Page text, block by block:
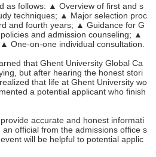
as follows: ▲ Overview of first and s
techniques; ▲ Major selection proc
and fourth years; ▲ Guidance for G
and admission counseling; ▲
One-on-one individual consultation.
that Ghent University Global Ca
but after hearing the honest stori
that life at Ghent University wo
a potential applicant who finish
accurate and honest informati
an official from the admissions office s
will be helpful to potential applic